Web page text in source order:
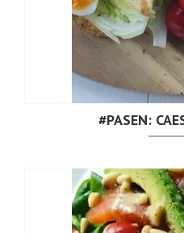
#PASEN: